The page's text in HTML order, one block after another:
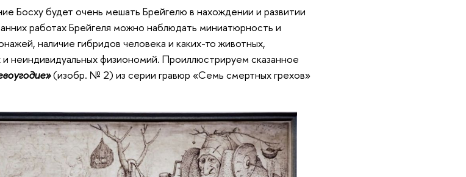
Босху будет очень мешать Брейгелю в нахождении и развитии
работах Брейгеля можно наблюдать миниатюрность и
наличие гибридов человека и каких-то животных,
неиндивидуальных физиономий. Проиллюстрируем сказанное
(изобр. № 2) из серии гравюр «Семь смертных грехов»